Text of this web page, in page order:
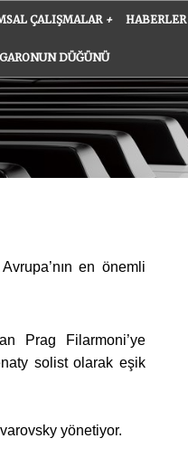
ÇALIŞMALAR + HABERLER
DÜĞÜNÜ
en önemli
Prag Filarmoni’ye
solist olarak eşik
yönetiyor.